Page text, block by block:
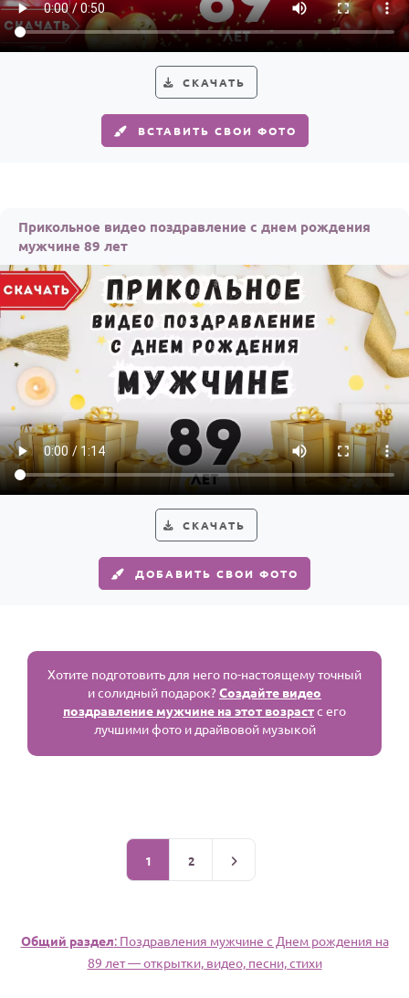
СКАЧАТЬ
ВСТАВИТЬ СВОИ ФОТО
Прикольное видео поздравление с днем рождения
мужчине 89 лет
СКАЧАТЬ
ДОБАВИТЬ СВОИ ФОТО
Хотите подготовить для него по-настоящему точный
и солидный подарок?Создайте видео
поздравление мужчине на этот возрастс его
лучшими фото и драйвовой музыкой
1 2
Общий раздел: Поздравления мужчине c Днем рождения на
89 лет — открытки, видео, песни, стихи